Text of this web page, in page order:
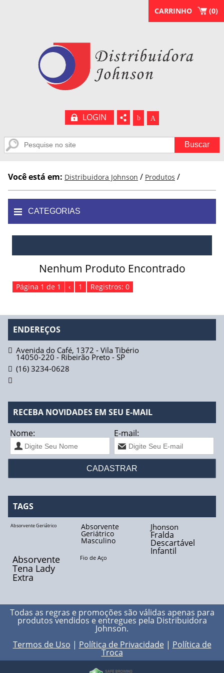
LOGIN b A
CARRINHO (0)
Você está em: Distribuidora Johnson / Produtos /
CATEGORIAS
Absorvente Geriátrico
Absorvente Geriátrico Masculino
Absorvente Geriátrico Maxi Geriatric Biofral
Absorvente Tena Lady Extra Biofral
Absorvente Tena Lady Super Biofral
Água
Fio Catgut Simples
Fio Acido Poliglicólico
Fio Biocryl II
Fio de Aço
Fio de Algodão
Fio de Nylon
Fio de Seda
Nenhum Produto Encontrado
Página 1 de 1 ‹ 1 Registros: 0
ENDEREÇOS
Avenida do Café, 1372 - Vila Tibério
14050-220 - Ribeirão Preto -SP
(16) 3234-0628
RECEBA NOVIDADES EM SEU E-MAIL
Nome:
E-mail:
TAGS
Absorvente Geriátrico Absorvente
Geriátrico
Masculino
Jhonson
Fralda
Descartável
Infantil
Absorvente
Tena Lady
Extra
Fio de Aço
Todas as regras e promoções são válidas apenas para
produtos vendidos e entregues pela Distribuidora
Johnson.
Termos de Uso | Política de Privacidade| Política de
Troca